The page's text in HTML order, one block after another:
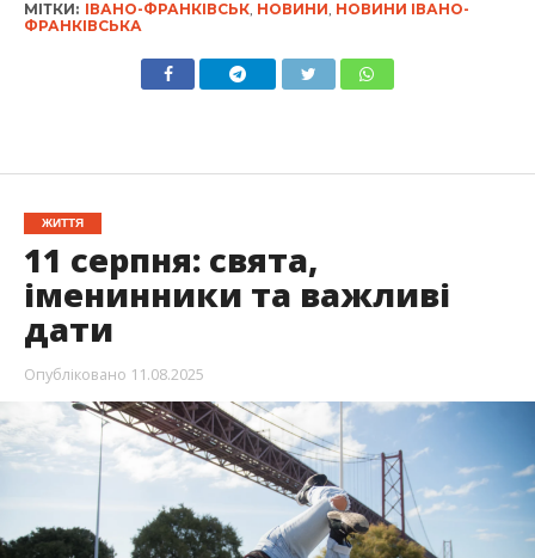
МІТКИ: ІВАНО-ФРАНКІВСЬК, НОВИНИ НОВИНИ ІВАНО-
ФРАНКІВСЬКА
ЖИТТЯ
11 серпня: свята,
іменинники та важливі
дати
Опубліковано 11.08.2025